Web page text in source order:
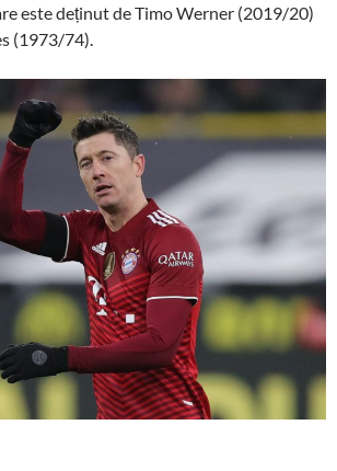
este deținut de Timo Werner (2019/20)
(1973/74).